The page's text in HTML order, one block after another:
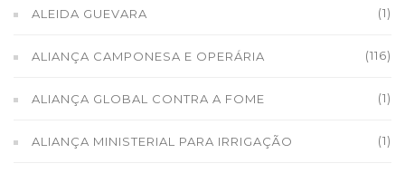
ALEIDA GUEVARA (1)
ALIANÇA CAMPONESA E OPERÁRIA (116)
ALIANÇA GLOBAL CONTRA A FOME (1)
ALIANÇA MINISTERIAL PARA IRRIGAÇÃO (1)